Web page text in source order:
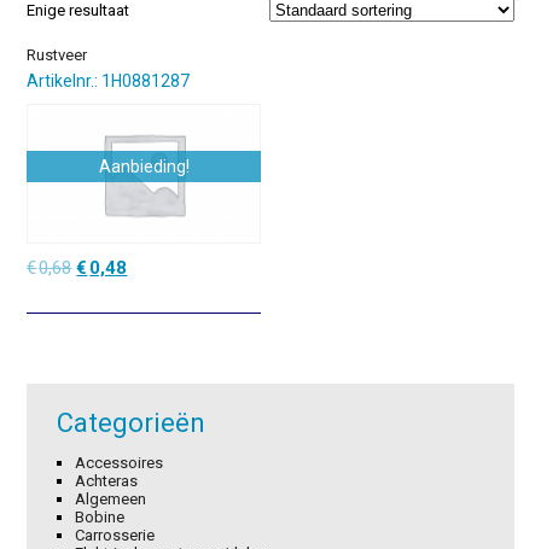
Enige resultaat
Rustveer
Artikelnr.: 1H0881287
Aanbieding!
€0,68Oorspronkelijke
was:
€ 0,48
is:
Categorieën
Accessoires
Achteras
Algemeen
Bobine
Carrosserie